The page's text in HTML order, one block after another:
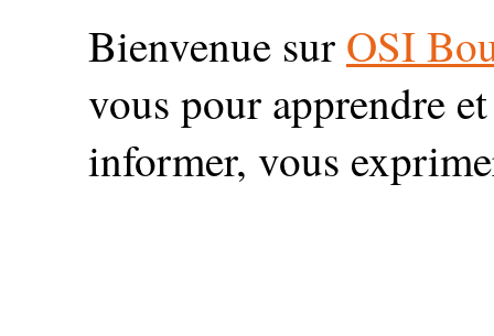
Bienvenue sur OSI
vous pour apprendre
informer, vous